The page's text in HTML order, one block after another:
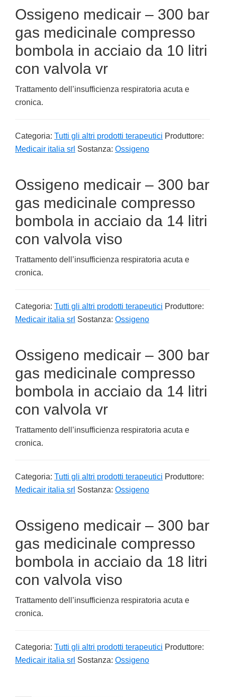
Ossigeno medicair – 300 bar
gas medicinale compresso
bombola in acciaio da 10 litri
con valvola vr
Trattamento dell’insufficienza respiratoria acuta e
cronica.
Categoria: Tutti gli altri prodotti terapeutici Produttore:
Medicair italia srl Sostanza: Ossigeno
Ossigeno medicair – 300 bar
gas medicinale compresso
bombola in acciaio da 14 litri
con valvola viso
Trattamento dell’insufficienza respiratoria acuta e
cronica.
Categoria: Tutti gli altri prodotti terapeutici Produttore:
Medicair italia srl Sostanza: Ossigeno
Ossigeno medicair – 300 bar
gas medicinale compresso
bombola in acciaio da 14 litri
con valvola vr
Trattamento dell’insufficienza respiratoria acuta e
cronica.
Categoria: Tutti gli altri prodotti terapeutici Produttore:
Medicair italia srl Sostanza: Ossigeno
Ossigeno medicair – 300 bar
gas medicinale compresso
bombola in acciaio da 18 litri
con valvola viso
Trattamento dell’insufficienza respiratoria acuta e
cronica.
Categoria: Tutti gli altri prodotti terapeutici Produttore:
Medicair italia srl Sostanza: Ossigeno